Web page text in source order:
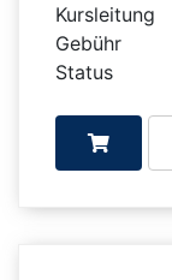
Kursleitung
Gebühr
Status